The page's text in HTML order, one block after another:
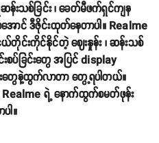
းသစ်ခြင်း ၊ ခေတ်မီဖက်ရှင်ကျန
စုံအောင် ဒီဇိုင်းထုတ်နေတာပါ။ Realme
င်းကိုင်နိုင်တဲ့ ဈေးနှုန်း ၊ ဆန်းသစ်
းစပ်ခြင်းတွေ အပြင် display
တွေနဲ့ထွက်လာတာ တွေ့ရပါတယ်။
ရဲ့ နောက်ထွက်စမတ်ဖုန်း
ါ။